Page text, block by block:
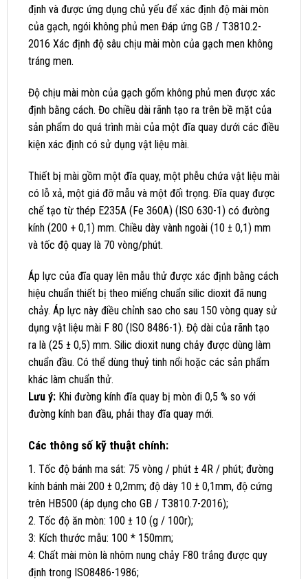
định và được ứng dụng chủ yếu để xác định độ mài mòn
của gạch, ngói không phủ men Đáp ứng GB / T3810.2-
2016 Xác định độ sâu chịu mài mòn của gạch men không
tráng men.
Độ chịu mài mòn của gạch gốm không phủ men được xác
định bằng cách. Đo chiều dài rãnh tạo ra trên bề mặt của
sản phẩm do quá trình mài của một đĩa quay dưới các điều
kiện xác định có sử dụng vật liệu mài.
Thiết bị mài gồm một đĩa quay, một phễu chứa vật liệu mài
có lỗ xả, một giá đỡ mẫu và một đối trọng. Đĩa quay được
chế tạo từ thép E235A (Fe 360A) (ISO 630-1) có đưòng
kính (200 + 0,1) mm. Chiều dày vành ngoài (10 ± 0,1) mm
và tốc độ quay là 70 vòng/phút.
Áp lực của đĩa quay lên mẫu thử được xác định bằng cách
hiệu chuẩn thiết bị theo miếng chuẩn silic dioxit đã nung
chảy. Áp lực này điều chỉnh sao cho sau 150 vòng quay sử
dụng vật liệu mài F 80 (ISO 8486-1). Độ dài của rãnh tạo
ra là (25 ± 0,5) mm. Silic dioxit nung chảy được dùng làm
chuẩn đầu. Có thể dùng thuỷ tinh nổi hoặc các sản phẩm
khác làm chuẩn thử.
Lưu ý:Khi đường kính đĩa quay bị mòn đi 0,5 % so với
đường kính ban đầu, phải thay đĩa quay mới.
Các thông số kỹ thuật chính:
1. Tốc độ bánh ma sát: 75 vòng / phút ± 4R / phút; đường
kính bánh mài 200 ± 0,2mm; độ dày 10 ± 0,1mm, độ cứng
trên HB500 (áp dụng cho GB / T3810.7-2016);
2. Tốc độ ăn mòn: 100 ± 10 (g / 100r);
3: Kích thước mẫu: 100 * 150mm;
4: Chất mài mòn là nhôm nung chảy F80 trắng được quy
định trong ISO8486-1986;